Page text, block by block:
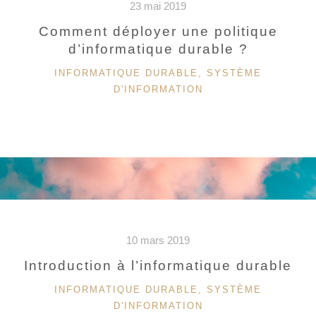
23 mai 2019
Comment déployer une politique
d’informatique durable ?
CATÉGORIES
INFORMATIQUE DURABLE , SYSTÈME
D'INFORMATION
10 mars 2019
Introduction à l’informatique durable
CATÉGORIES
INFORMATIQUE DURABLE , SYSTÈME
D'INFORMATION